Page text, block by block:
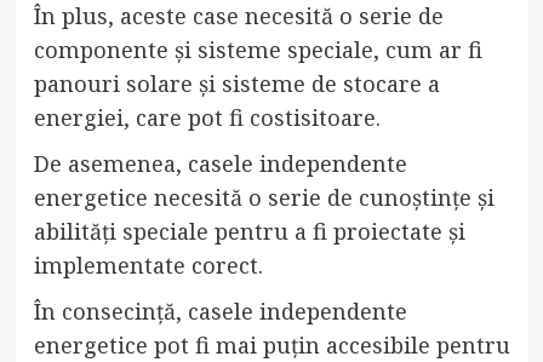
În plus, aceste case necesită o serie de
componente și sisteme speciale, cum ar fi
panouri solare și sisteme de stocare a
energiei, care pot fi costisitoare.
De asemenea, casele independente
energetice necesită o serie de cunoștințe și
abilități speciale pentru a fi proiectate și
implementate corect.
În consecință, casele independente
energetice pot fi mai puțin accesibile pentru